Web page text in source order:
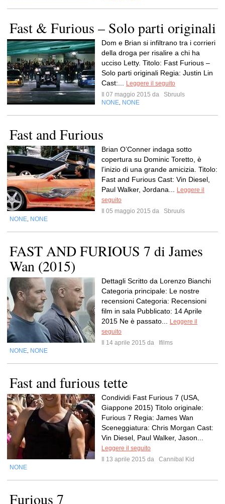
Fast & Furious – Solo parti originali
Dom e Brian si infiltrano tra i corrieri
della droga per risalire a chi ha
ucciso Letty. Titolo: Fast Furious –
Solo parti originali Regia: Justin Lin
Cast:...
Leggere il seguito
Il 07 maggio 2015 da
Sbruuls
NONE NONE
Fast and Furious
Brian O’Conner indaga sotto
copertura su Dominic Toretto, è
l’inizio di una grande amicizia. Titolo:
Fast and Furious Cast: Vin Diesel,
Paul Walker, Jordana...
Leggere il
seguito
Il 05 maggio 2015 da
Sbruuls
NONE NONE
FAST AND FURIOUS 7 di James
Wan (2015)
Dettagli Scritto da Lorenzo Bianchi
Categoria principale: Le nostre
recensioni Categoria: Recensioni
film in sala Pubblicato: 14 Aprile
2015 Ne è passato...
Leggere il
seguito
Il 14 aprile 2015 da
Ifilms
NONE NONE
Fast and furious tette
Condividi Fast Furious 7 (USA,
Giappone 2015) Titolo originale:
Furious 7 Regia: James Wan
Sceneggiatura: Chris Morgan Cast:
Vin Diesel, Paul Walker, Jason...
Leggere il seguito
Il 13 aprile 2015 da
Cannibal Kid
NONE
Furious 7